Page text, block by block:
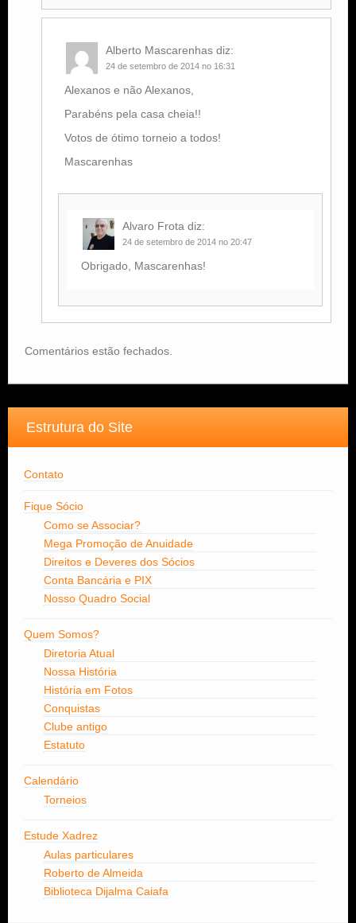
Alberto Mascarenhas diz:
24 de setembro de 2014 no 16:31
Alexanos e não Alexanos,
Parabéns pela casa cheia!!
Votos de ótimo torneio a todos!
Mascarenhas
Alvaro Frota diz:
24 de setembro de 2014 no 20:47
Obrigado, Mascarenhas!
Comentários estão fechados.
Estrutura do Site
Contato
Fique Sócio
Como se Associar?
Mega Promoção de Anuidade
Direitos e Deveres dos Sócios
Conta Bancária e PIX
Nosso Quadro Social
Quem Somos?
Diretoria Atual
Nossa História
História em Fotos
Conquistas
Clube antigo
Estatuto
Calendário
Torneios
Estude Xadrez
Aulas particulares
Roberto de Almeida
Biblioteca Dijalma Caiafa